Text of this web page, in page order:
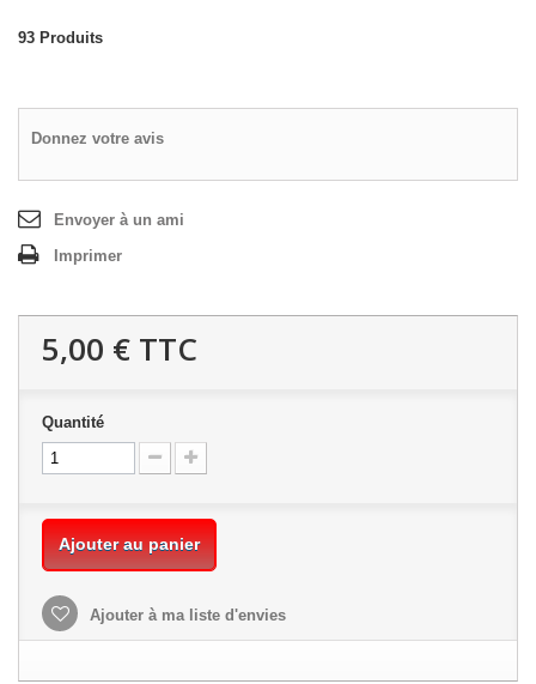
93 Produits
Donnez votre avis
Envoyer à un ami
Imprimer
5,00 € TTC
Quantité
Ajouter au panier
Ajouter à ma liste d'envies